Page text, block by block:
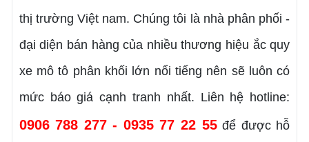
thị trường Việt nam. Chúng tôi là nhà phân phối -
đại diện bán hàng của nhiều thương hiệu ắc quy
xe mô tô phân khối lớn nổi tiếng nên sẽ luôn có
mức báo giá cạnh tranh nhất. Liên hệ hotline:
0906 788 277 - 0935 77 22 55 để được hỗ